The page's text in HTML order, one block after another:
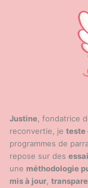
Justine, fondatrice
reconvertie, je teste
programmes de
repose sur des
une méthodologie
mis à jour,